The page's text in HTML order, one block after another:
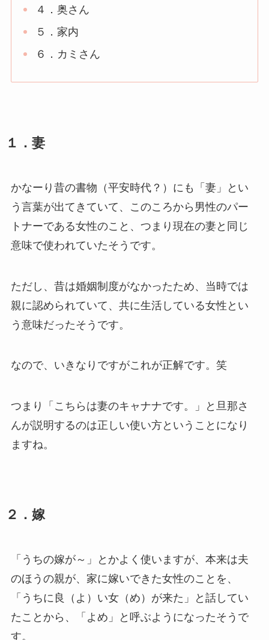
４．奥さん
５．家内
６．カミさん
１．妻
かなーり昔の書物（平安時代？）にも「妻」とい
う言葉が出てきていて、このころから男性のパー
トナーである女性のこと、つまり現在の妻と同じ
意味で使われていたそうです。
ただし、昔は婚姻制度がなかったため、当時では
親に認められていて、共に生活している女性とい
う意味だったそうです。
なので、いきなりですがこれが正解です。笑
つまり「こちらは妻のキャナナです。」と旦那さ
んが説明するのは正しい使い方ということになり
ますね。
２．嫁
「うちの嫁が～」とかよく使いますが、本来は夫
のほうの親が、家に嫁いできた女性のことを、
「うちに良（よ）い女（め）が来た」と話してい
たことから、「よめ」と呼ぶようになったそうで
す。